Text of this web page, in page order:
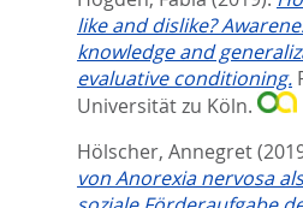
like and dislike?
knowledge and
evaluative conditioning.
Universität zu Köln.
Hölscher, Annegret
von Anorexia nervosa